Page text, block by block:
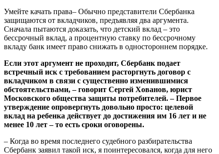
Умейте качать права– Обычно представители Сбербанка
защищаются от вкладчиков, предъявляя два аргумента.
Сначала пытаются доказать, что детский вклад – это
бессрочный вклад, а процентную ставку по бессрочному
вкладу банк имеет право снижать в одностороннем порядке.
Если этот аргумент не проходит, Сбербанк подает
встречный иск с требованием расторгнуть договор с
вкладчиком в связи с существенно изменившимися
обстоятельствами, – говорит Сергей Хованов, юрист
Московского общества защиты потребителей. – Первое
утверждение опровергнуть довольно просто: целевой
вклад на ребенка действует до достижения им 16 лет и не
менее 10 лет – то есть сроки оговорены.
– Когда во время последнего судебного разбирательства
Сбербанк заявил такой иск, я поинтересовался, когда для него